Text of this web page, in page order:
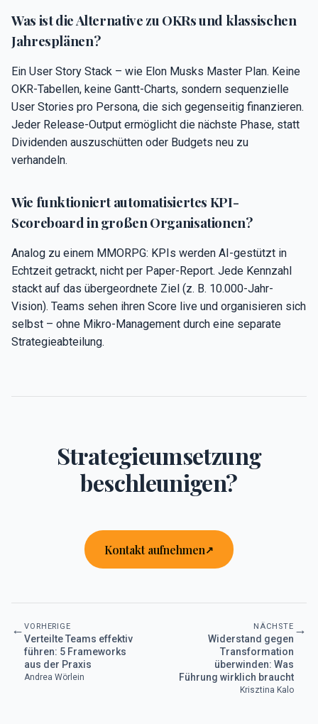
Was ist die Alternative zu OKRs und klassischen
Jahresplänen?
Ein User Story Stack – wie Elon Musks Master Plan. Keine
OKR-Tabellen, keine Gantt-Charts, sondern sequenzielle
User Stories pro Persona, die sich gegenseitig finanzieren.
Jeder Release-Output ermöglicht die nächste Phase, statt
Dividenden auszuschütten oder Budgets neu zu
verhandeln.
Wie funktioniert automatisiertes KPI-
Scoreboard in großen Organisationen?
Analog zu einem MMORPG: KPIs werden AI-gestützt in
Echtzeit getrackt, nicht per Paper-Report. Jede Kennzahl
stackt auf das übergeordnete Ziel (z. B. 10.000-Jahr-
Vision). Teams sehen ihren Score live und organisieren sich
selbst – ohne Mikro-Management durch eine separate
Strategieabteilung.
Strategieumsetzung
beschleunigen?
Kontakt aufnehmen
← VORHERIGE
Verteilte Teams effektiv
führen: 5 Frameworks
aus der Praxis
Andrea Wörlein
NÄCHSTE
Widerstand gegen
Transformation
überwinden: Was
Führung wirklich braucht
Krisztina Kalo
→